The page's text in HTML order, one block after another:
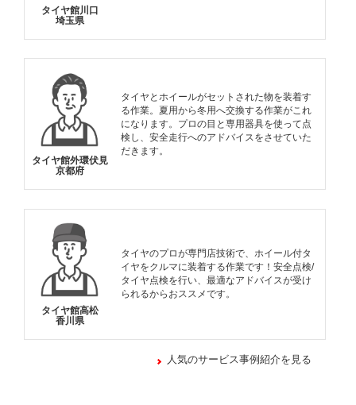
タイヤ館川口
埼玉県
タイヤ館外環伏見
京都府
タイヤとホイールがセットされた物を装着す
る作業。夏用から冬用へ交換する作業がこれ
になります。プロの目と専用器具を使って点
検し、安全走行へのアドバイスをさせていた
だきます。
タイヤ館高松
香川県
タイヤのプロが専門店技術で、ホイール付タ
イヤをクルマに装着する作業です！安全点検/
タイヤ点検を行い、最適なアドバイスが受け
られるからおススメです。
人気のサービス事例紹介を見る